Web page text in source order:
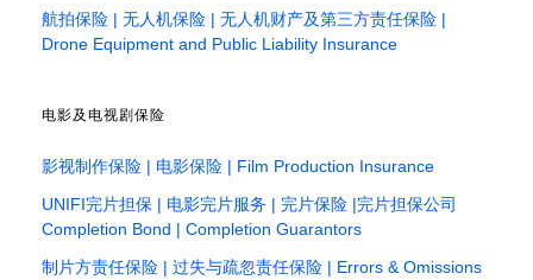
航拍保险 | 无人机保险 | 无人机财产及第三方责任保险 |
Drone Equipment and Public Liability Insurance
电影及电视剧保险
影视制作保险 | 电影保险 | Film Production Insurance
UNIFI完片担保 | 电影完片服务 | 完片保险 |完片担保公司
Completion Bond | Completion Guarantors
制片方责任保险 | 过失与疏忽责任保险 | Errors & Omissions